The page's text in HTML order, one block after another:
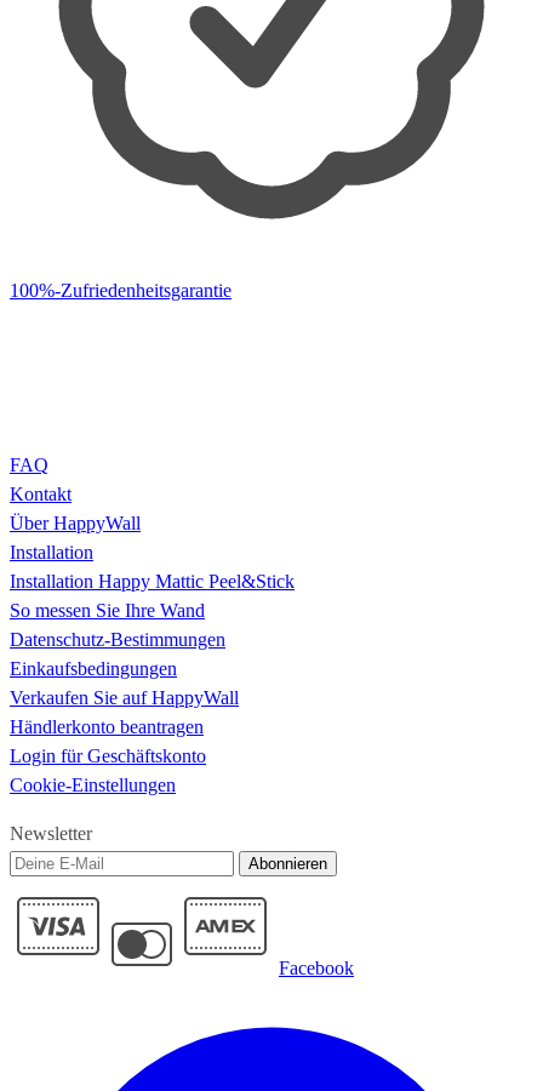
100%-Zufriedenheitsgarantie
FAQ
Kontakt
Über HappyWall
Installation
Installation Happy Mattic Peel&Stick
So messen Sie Ihre Wand
Datenschutz-Bestimmungen
Einkaufsbedingungen
Verkaufen Sie auf HappyWall
Händlerkonto beantragen
Login für Geschäftskonto
Cookie-Einstellungen
Newsletter
Abonnieren
Facebook